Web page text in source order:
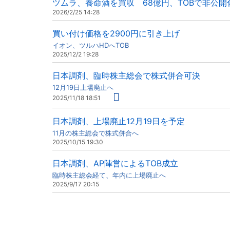
ツムラ、養命酒を買収 68億円、TOBで非公開
2026/2/25 14:28
買い付け価格を2900円に引き上げ
イオン、ツルハHDへTOB
2025/12/2 19:28
日本調剤、臨時株主総会で株式併合可決
12月19日上場廃止へ
2025/11/18 18:51
日本調剤、上場廃止12月19日を予定
11月の株主総会で株式併合へ
2025/10/15 19:30
日本調剤、AP陣営によるTOB成立
臨時株主総会経て、年内に上場廃止へ
2025/9/17 20:15